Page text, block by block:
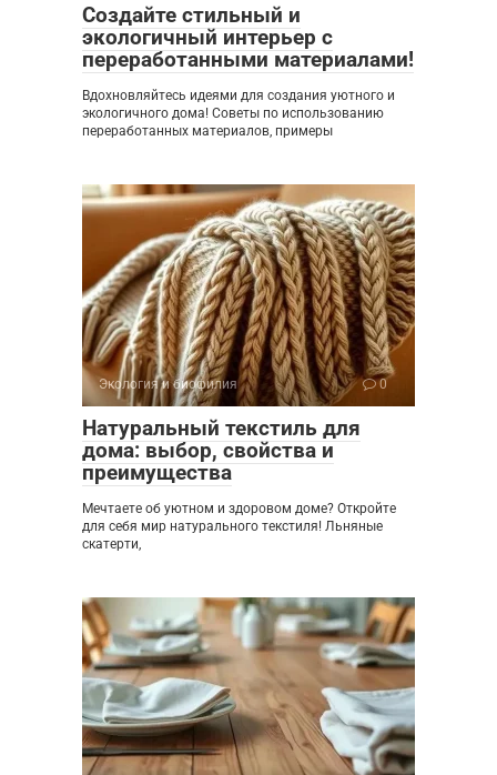
Создайте стильный и
экологичный интерьер с
переработанными материалами!
Вдохновляйтесь идеями для создания уютного и
экологичного дома! Советы по использованию
переработанных материалов, примеры
Экология и биофилия 0
Натуральный текстиль для
дома: выбор, свойства и
преимущества
Мечтаете об уютном и здоровом доме? Откройте
для себя мир натурального текстиля! Льняные
скатерти,